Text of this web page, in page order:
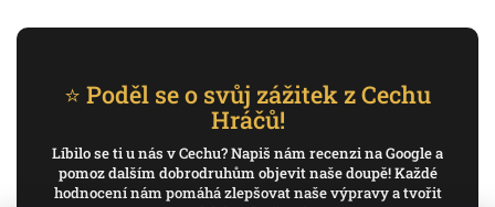
⭐ Poděl se o svůj zážitek z Cechu
Hráčů!
Líbilo se ti u nás v Cechu? Napiš nám recenzi na Google a
pomoz dalším dobrodruhům objevit naše doupě! Každé
hodnocení nám pomáhá zlepšovat naše výpravy a tvořit